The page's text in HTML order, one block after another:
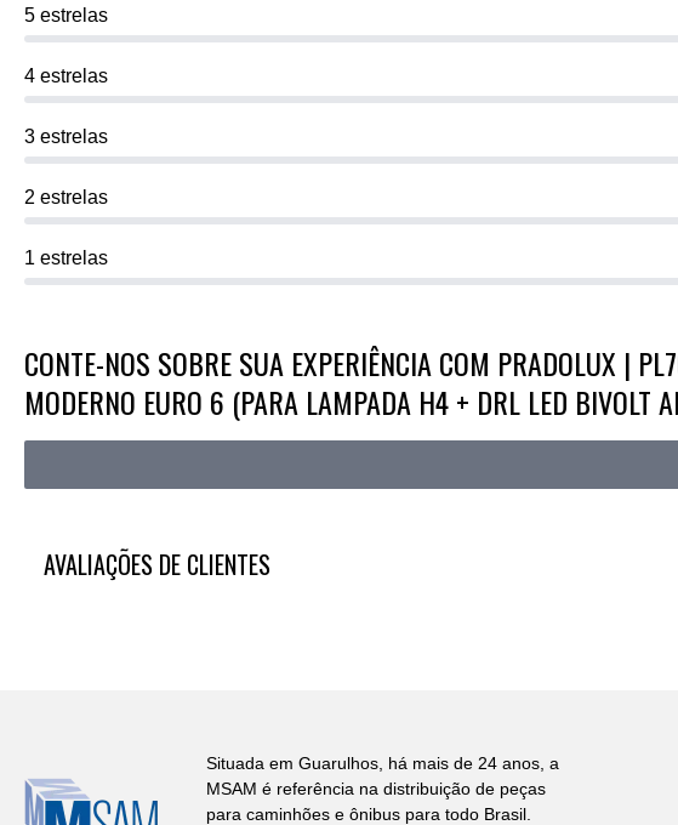
5 estrelas
4 estrelas
3 estrelas
2 estrelas
1 estrelas
CONTE-NOS SOBRE SUA EXPERIÊNCIA COM PRADOLUX |
MODERNO EURO 6 (PARA LAMPADA H4 + DRL LED BIVOLT
AVALIAÇÕES DE CLIENTES
Situada em Guarulhos, há mais de 24 anos, a
MSAM é referência na distribuição de peças
para caminhões e ônibus para todo Brasil.